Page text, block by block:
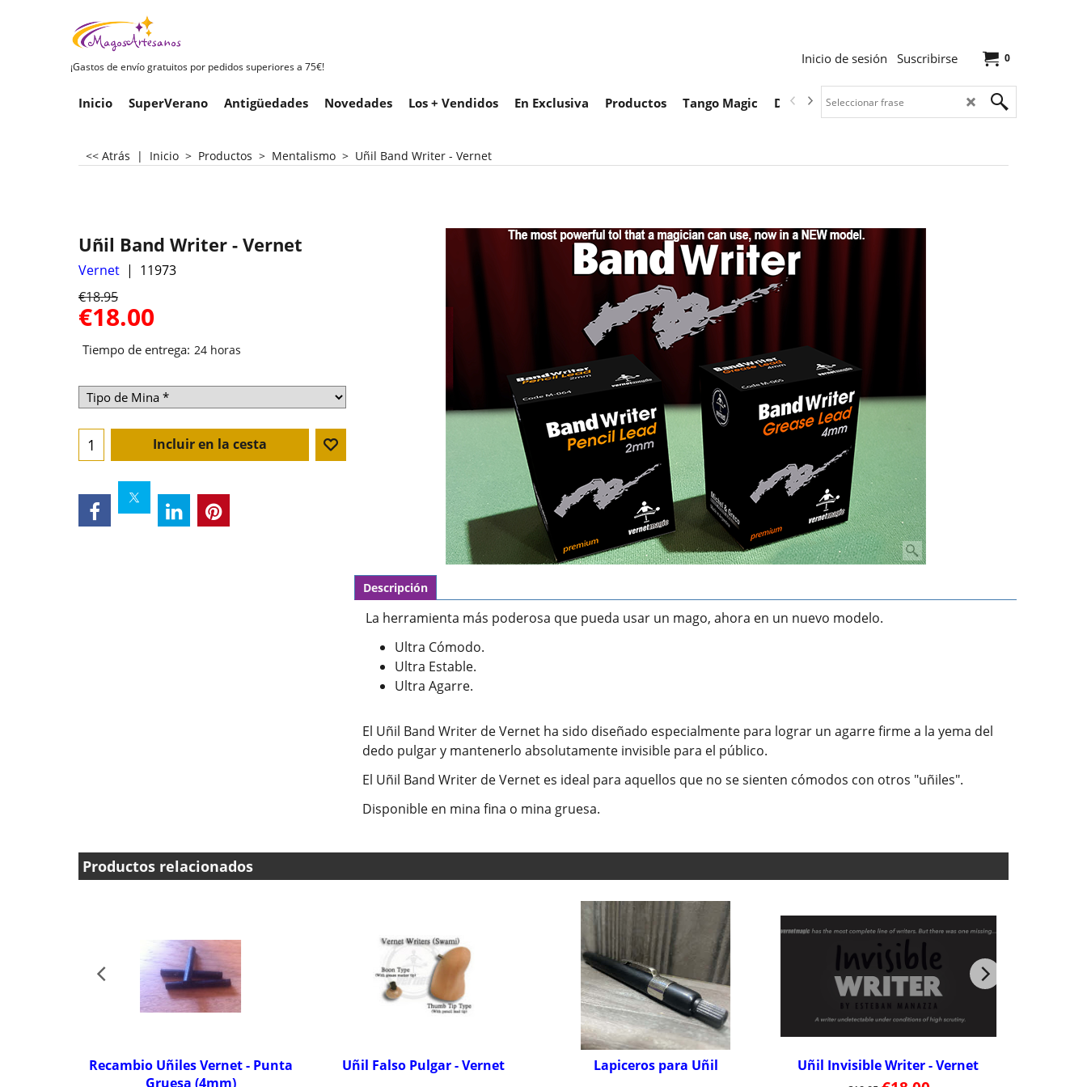
¡Gastos de envío gratuitos por pedidos superiores a 75€!
0
Inicio de sesión Suscribirse
Inicio SuperVerano Antigüedades Novedades Los + Vendidos En Exclusiva Productos Tango Magic Descargas
<< Atrás | Inicio > Productos > Mentalismo > Uñil Band Writer - Vernet
Uñil Band Writer - Vernet
Vernet
11973
€18.95
€18.00
Tiempo de entrega: 24 horas
Incluir en la cesta
Descripción
La herramienta más poderosa que pueda usar un mago, ahora en un nuevo modelo.
Ultra Cómodo.
Ultra Estable.
Ultra Agarre.
El Uñil Band Writer de Vernet ha sido diseñado especialmente para lograr un agarre firme a la yema del
dedo pulgar y mantenerlo absolutamente invisible para el público.
El Uñil Band Writer de Vernet es ideal para aquellos que no se sienten cómodos con otros "uñiles".
Disponible en mina fina o mina gruesa.
Productos relacionados
Recambio Uñiles Vernet - Punta
Gruesa (4mm)
Uñil Falso Pulgar - Vernet Lapiceros para Uñil Uñil Invisible Writer - Vernet